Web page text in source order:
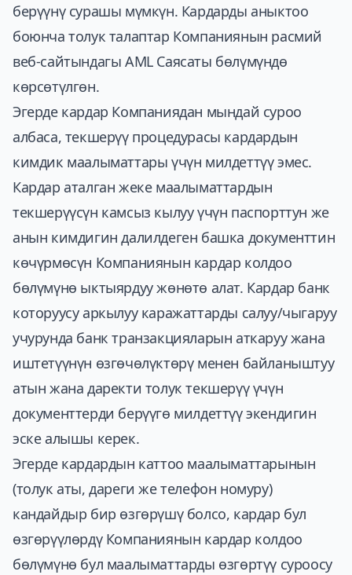
берүүнү сурашы мүмкүн. Кардарды аныктоо
боюнча толук талаптар Компаниянын расмий
веб-сайтындагы AML Саясаты бөлүмүндө
көрсөтүлгөн.
Эгерде кардар Компаниядан мындай суроо
албаса, текшерүү процедурасы кардардын
кимдик маалыматтары үчүн милдеттүү эмес.
Кардар аталган жеке маалыматтардын
текшерүүсүн камсыз кылуу үчүн паспорттун же
анын кимдигин далилдеген башка документтин
көчүрмөсүн Компаниянын кардар колдоо
бөлүмүнө ыктыярдуу жөнөтө алат. Кардар банк
которуусу аркылуу каражаттарды салуу/чыгаруу
учурунда банк транзакцияларын аткаруу жана
иштетүүнүн өзгөчөлүктөрү менен байланыштуу
атын жана даректи толук текшерүү үчүн
документтерди берүүгө милдеттүү экендигин
эске алышы керек.
Эгерде кардардын каттоо маалыматтарынын
(толук аты, дареги же телефон номуру)
кандайдыр бир өзгөрүшү болсо, кардар бул
өзгөрүүлөрдү Компаниянын кардар колдоо
бөлүмүнө бул маалыматтарды өзгөртүү суроосу